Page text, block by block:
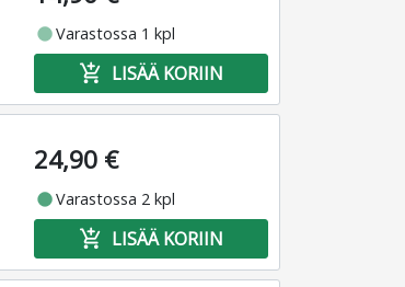
fiber_manual_recordVarastossa 1 kpl
add_shopping_cart LISÄÄ KORIIN
24,90 €
fiber_manual_recordVarastossa 2 kpl
add_shopping_cart LISÄÄ KORIIN